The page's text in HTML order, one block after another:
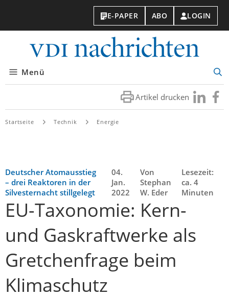
E-PAPER ABO LOGIN
Menü
Artikel drucken Besuchen
Sie
Sie
Startseite Technik Energie
Deutscher Atomausstieg
– drei Reaktoren in der
Silvesternacht stillgelegt
04.
Jan.
2022
Von
Stephan
W. Eder
Lesezeit:
ca. 4
Minuten
EU-Taxonomie: Kern-
und Gaskraftwerke als
Gretchenfrage beim
Klimaschutz